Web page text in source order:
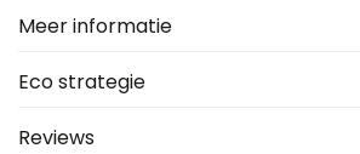
Meer informatie
Eco strategie
Reviews